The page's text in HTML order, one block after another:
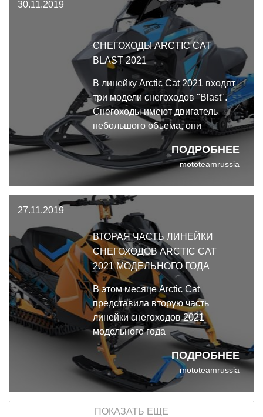
30.11.2019
СНЕГОХОДЫ ARCTIC CAT
BLAST 2021
ПОДРОБНЕЕ
В линейку Arctic Cat 2021 входят
три модели снегоходов "Blast".
Снегоходы имеют двигатель
небольшого объема, они
оснащаются технологиями,
которые используются на
полноразмерных снегоходах.
mototeamrussia
27.11.2019
ВТОРАЯ ЧАСТЬ ЛИНЕЙКИ
СНЕГОХОДОВ ARCTIC CAT
2021 МОДЕЛЬНОГО ГОДА
ПОДРОБНЕЕ
В этом месяце Arctic Cat
представила вторую часть
линейки снегоходов 2021
модельного года
mototeamrussia
ПОКАЗАТЬ ЕЩЕ